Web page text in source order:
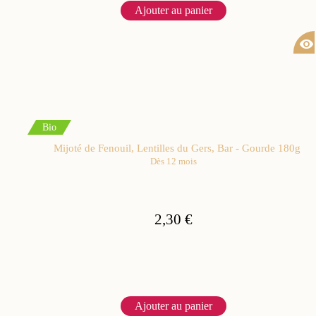
Ajouter au panier
visibility
Bio
Mijoté de Fenouil, Lentilles du Gers, Bar - Gourde 180g
Dès 12 mois
2,30 €
Ajouter au panier